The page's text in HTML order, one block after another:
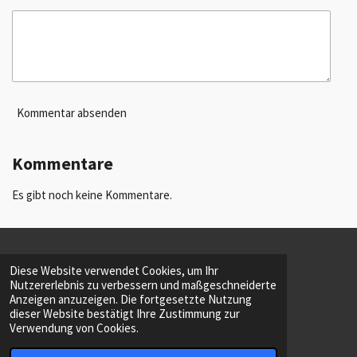
Diese Website verwendet Cookies, um Ihr
Nutzererlebnis zu verbessern und maßgeschneiderte
Anzeigen anzuzeigen. Die fortgesetzte Nutzung
dieser Website bestätigt Ihre Zustimmung zur
Verwendung von Cookies.
Kommentar absenden
Kommentare
Es gibt noch keine Kommentare.
© 2023 - 2026 JOY IN BELIEF
Mit Unterstützung von Webador